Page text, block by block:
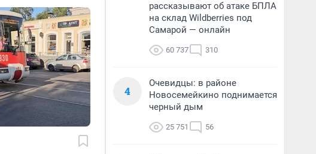
рассказывают об атаке БПЛА
на склад Wildberries под
Самарой — онлайн
60 737 310
4
Очевидцы: в районе
Новосемейкино поднимается
черный дым
25 751 56